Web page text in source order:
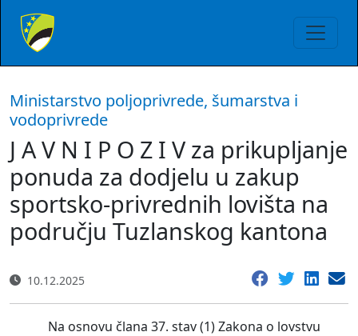
Ministarstvo poljoprivrede, šumarstva i
vodoprivrede
J A V N I P O Z I V za prikupljanje
ponuda za dodjelu u zakup
sportsko-privrednih lovišta na
području Tuzlanskog kantona
10.12.2025
Na osnovu člana 37. stav (1) Zakona o lovstvu